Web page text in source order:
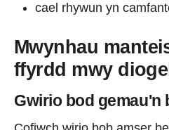
cael rhywun yn
Mwynhau
ffyrdd mwy diogel
Gwirio bod gemau'n